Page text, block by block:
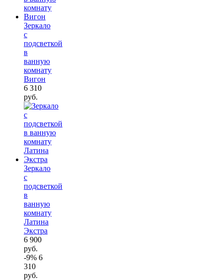
Зеркало
с
подсветкой
в
ванную
комнату
Вигон
6 310
руб.
Зеркало
с
подсветкой
в
ванную
комнату
Латина
Экстра
6 900
руб.
-9% 6
310
руб.